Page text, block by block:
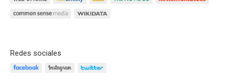
Redes sociales